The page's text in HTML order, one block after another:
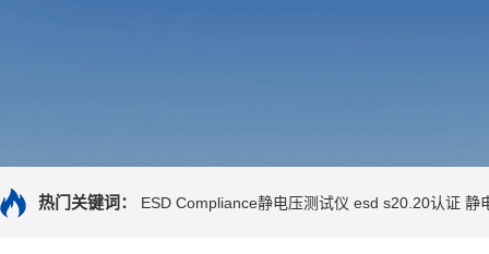
热门关键词： ESD Compliance静电压测试仪 esd s20.20认证 静